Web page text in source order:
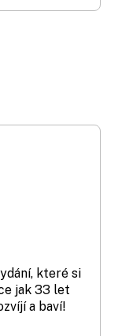
které si
jak 33 let
a baví!